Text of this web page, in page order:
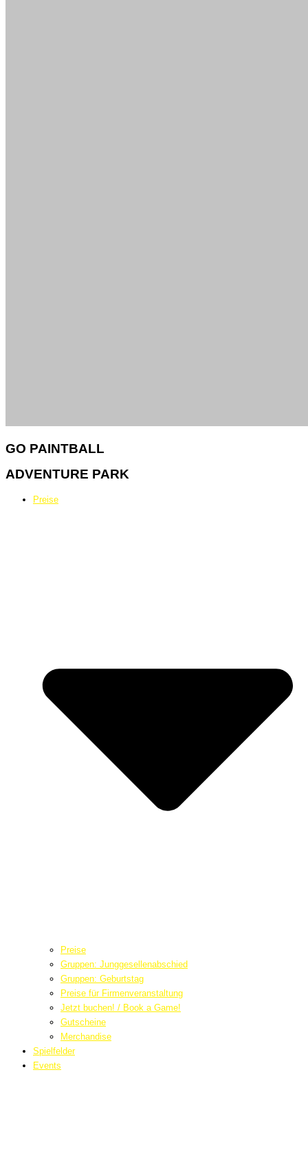
GO PAINTBALL
ADVENTURE PARK
Preise
Preise
Gruppen: Junggesellenabschied
Gruppen: Geburtstag
Preise für Firmenveranstaltung
Jetzt buchen! / Book a Game!
Gutscheine
Merchandise
Spielfelder
Events